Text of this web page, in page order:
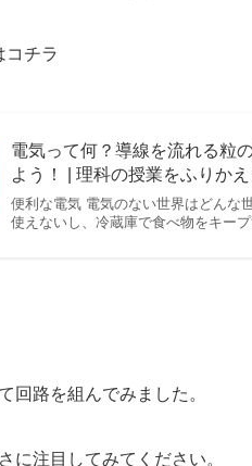
コチラ
電気って何？導線を流れる粒
よう！ | 理科の授業をふりかえ
便利な電気 電気のない世界はどんな
使えないし、冷蔵庫で食べ物をキー
回路を組んでみました。
に注目してみてください。